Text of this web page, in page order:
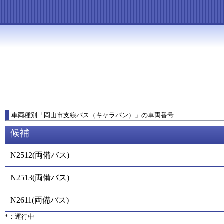
車両種別 「 岡山市支線バス（キャラバン） 」 の車両番号
候補
N2512(両備バス)
N2513(両備バス)
N2611(両備バス)
*：運行中